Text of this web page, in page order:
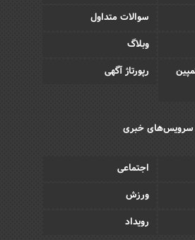
سوالات متداول
وبلاگ
رپورتاژ آگهی
سرویس‌های خبری
اجتماعی
ورزش
رویداد